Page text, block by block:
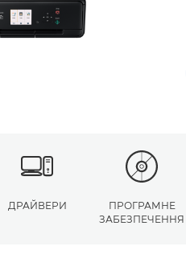
ДРАЙВЕРИ
ПРОГРАМНЕ
ЗАБЕЗПЕЧЕННЯ